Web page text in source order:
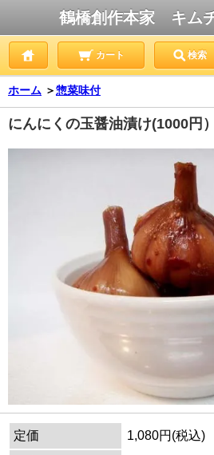
鶴橋創作本家 キム
カート 検索
ホーム ＞惣菜味付
にんにくの玉醤油漬け(1000円）
定価
1,080円(税込)